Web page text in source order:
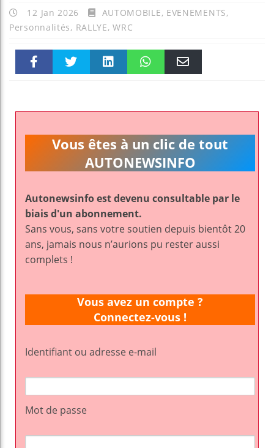
12 Jan 2026 AUTOMOBILE, EVENEMENTS,
Personnalités, RALLYE,WRC
k pt
Vous êtes à un clic de tout
AUTONEWSINFO
Autonewsinfo est devenu consultable par le
biais d'un abonnement.
Sans vous, sans votre soutien depuis bientôt 20
ans, jamais nous n’aurions pu rester aussi
complets !
Vous avez un compte ?
Connectez-vous !
Identifiant ou adresse e-mail
Mot de passe